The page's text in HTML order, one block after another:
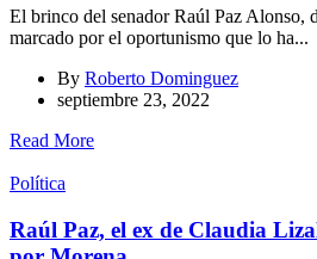
El brinco del senador Raúl Paz Alonso,
marcado por el oportunismo que lo ha...
By Roberto Dominguez
septiembre 23, 2022
Read More
Política
Raúl Paz, el ex de Claudia